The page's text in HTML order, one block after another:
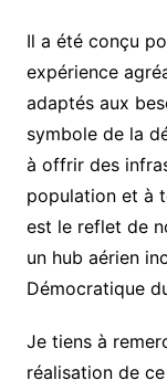
Il a été conçu
expérience
adaptés aux
symbole de la
à offrir des
population et à
est le reflet de
un hub aérien
Démocratique
Je tiens à
réalisation de